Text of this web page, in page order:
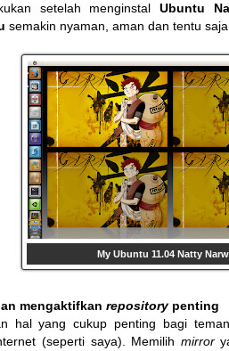
setelah menginstalUbuntu
semakin nyaman, aman dan tentu
My Ubuntu 11.04 Natty
mengaktifkan repositorypenting
hal yang cukup penting bagi
(seperti saya). Memilih mirror